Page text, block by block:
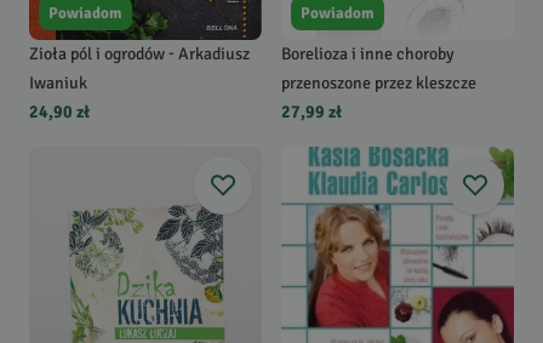
Powiadom
Zioła pól i ogrodów - Arkadiusz
Iwaniuk
24,90 zł
Powiadom
Borelioza i inne choroby
przenoszone przez kleszcze
27,99 zł